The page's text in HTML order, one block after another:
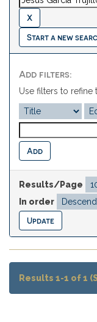
Start a new
Add filters:
Use filters to refine
Results/Page
In order
Results 1-1 of 1